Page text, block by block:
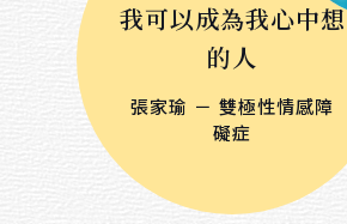
我可以成為我心中想
的人
張家瑜 － 雙極性情感障
礙症